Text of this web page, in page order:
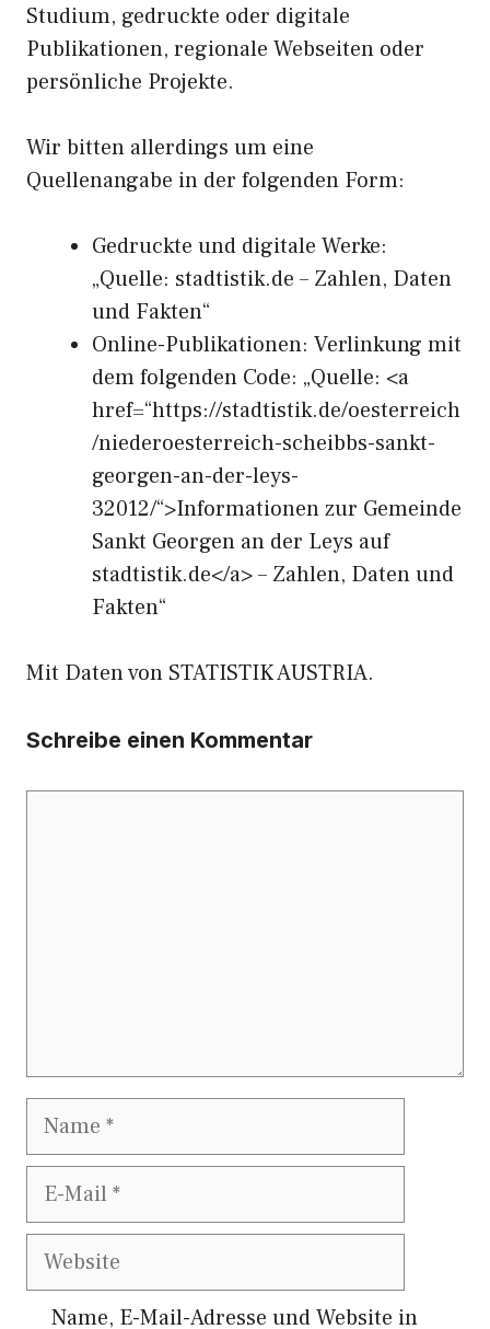
Studium, gedruckte oder digitale
Publikationen, regionale Webseiten oder
persönliche Projekte.
Wir bitten allerdings um eine
Quellenangabe in der folgenden Form:
Gedruckte und digitale Werke:
„Quelle: stadtistik.de – Zahlen, Daten
und Fakten“
Online-Publikationen: Verlinkung mit
dem folgenden Code: „Quelle: <a
href=“https://stadtistik.de/oesterreich
/niederoesterreich-scheibbs-sankt-
georgen-an-der-leys-
32012/“>Informationen zur Gemeinde
Sankt Georgen an der Leys auf
stadtistik.de</a> – Zahlen, Daten und
Fakten“
Mit Daten von STATISTIK AUSTRIA.
Schreibe einen Kommentar
Name
E-
Website
Name, E-Mail-Adresse und Website in